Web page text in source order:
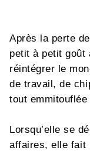
Après la perte
petit à petit goût
réintégrer le
de travail, de
tout
Lorsqu’elle se
affaires, elle fait